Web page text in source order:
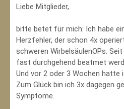
Liebe Mitglieder,
bitte betet für mich: Ich habe
Herzfehler, der schon 4x
schweren WirbelsäulenOPs.
fast durchgehend beatmet
Und vor 2 oder 3 Wochen hatte
Zum Glück bin ich 3x dagegen
Symptome.